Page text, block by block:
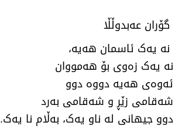
گۆران عەبدوڵڵا
نە یەک ئاسمان هەیە،
نە یەک زەوی بۆ هەمووان
ئەوەی هەیە دووە دوو
شەقامی زێڕ و شەقامی بەرد
دوو جیهانی لە ناو یەک، بەڵام نا یەک.